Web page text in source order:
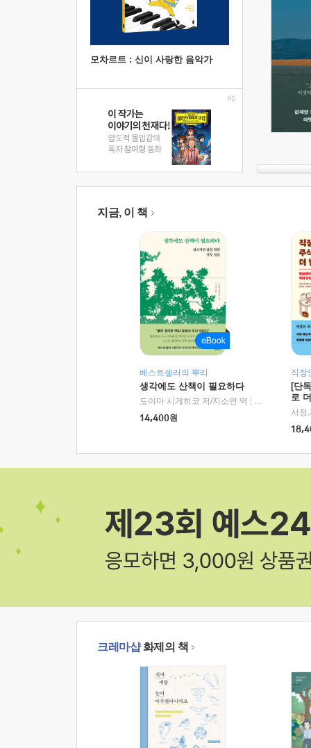
모차르트 : 신이 사랑한 음악가
지금, 이 책
베스트셀러의 뿌리
생각에도 산책이 필요하다
도야마 시게히코 저/지소연 역
알에이치코리
14,400원
직장
[단
로
크레마샵화제의 책